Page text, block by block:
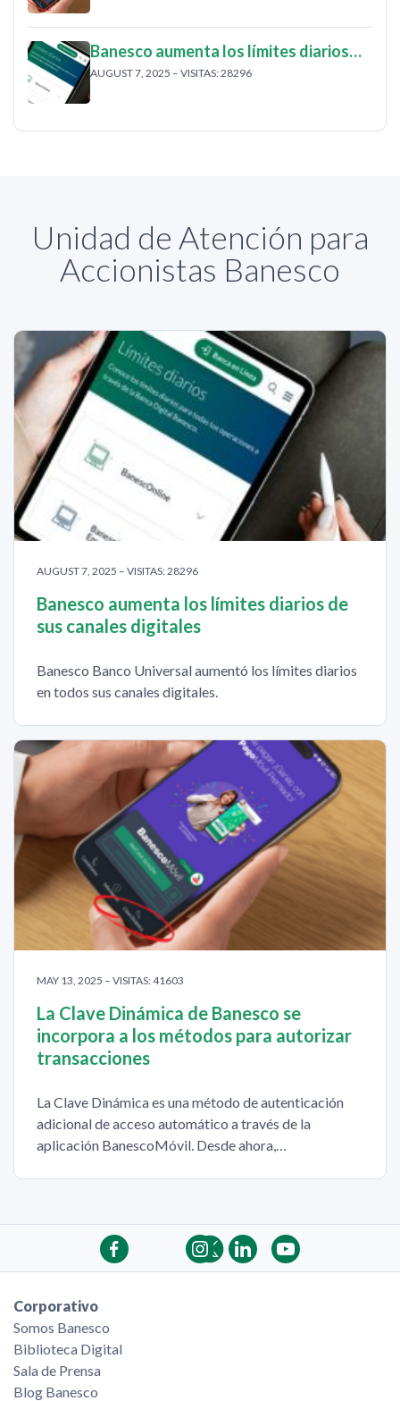
Banesco aumenta los límites diarios…
AUGUST 7, 2025 – VISITAS: 28296
Unidad de Atención para
Accionistas Banesco
AUGUST 7, 2025 – VISITAS: 28296
Banesco aumenta los límites diarios de
sus canales digitales
Banesco Banco Universal aumentó los límites diarios
en todos sus canales digitales.
MAY 13, 2025 – VISITAS: 41603
La Clave Dinámica de Banesco se
incorpora a los métodos para autorizar
transacciones
La Clave Dinámica es una método de autenticación
adicional de acceso automático a través de la
aplicación BanescoMóvil. Desde ahora,…
Corporativo
Somos Banesco
Biblioteca Digital
Sala de Prensa
Blog Banesco